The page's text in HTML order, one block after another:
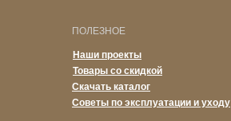
Советы по эксплуатации и уходу
Скачать каталог
Товары со скидкой
Наши проекты
ПОЛЕЗНОЕ